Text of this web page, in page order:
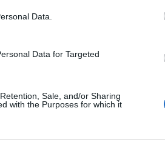
Data.
Data for Targeted
Sale, and/or Sharing
with the Purposes for which it
cercare!